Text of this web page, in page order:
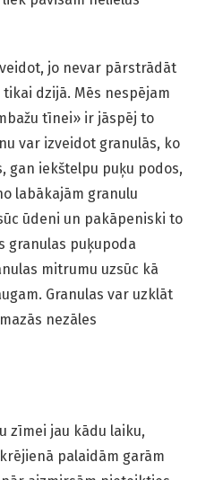
jo nevar pārstrādāt
dzijā. Mēs nespējam
tīnei» ir jāspēj to
var izveidot granulās, ko
gan iekštelpu puķu podos,
labākajām granulu
ūdeni un pakāpeniski to
granulas puķupoda
mitrumu uzsūc kā
Granulas var uzklāt
nezāles
zīmei jau kādu laiku,
palaidām garām